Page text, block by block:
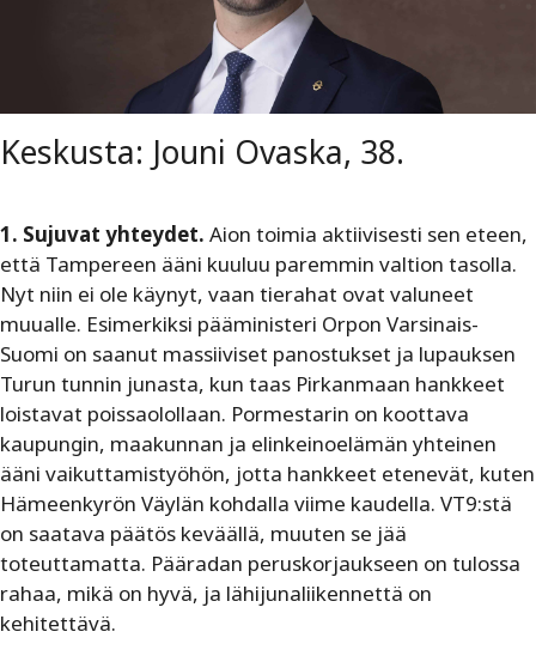
Keskusta: Jouni Ovaska, 38.
1. Sujuvat yhteydet. Aion toimia aktiivisesti sen eteen,
että Tampereen ääni kuuluu paremmin valtion tasolla.
Nyt niin ei ole käynyt, vaan tierahat ovat valuneet
muualle. Esimerkiksi pääministeri Orpon Varsinais-
Suomi on saanut massiiviset panostukset ja lupauksen
Turun tunnin junasta, kun taas Pirkanmaan hankkeet
loistavat poissaolollaan. Pormestarin on koottava
kaupungin, maakunnan ja elinkeinoelämän yhteinen
ääni vaikuttamistyöhön, jotta hankkeet etenevät, kuten
Hämeenkyrön Väylän kohdalla viime kaudella. VT9:stä
on saatava päätös keväällä, muuten se jää
toteuttamatta. Pääradan peruskorjaukseen on tulossa
rahaa, mikä on hyvä, ja lähijunaliikennettä on
kehitettävä.